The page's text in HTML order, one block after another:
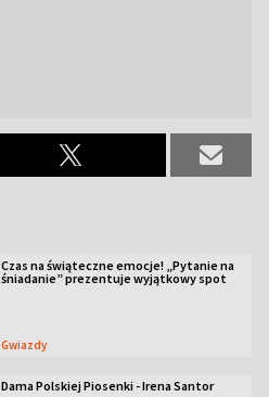
Czas na świąteczne emocje! „Pytanie na
śniadanie” prezentuje wyjątkowy spot
Gwiazdy
Dama Polskiej Piosenki - Irena Santor